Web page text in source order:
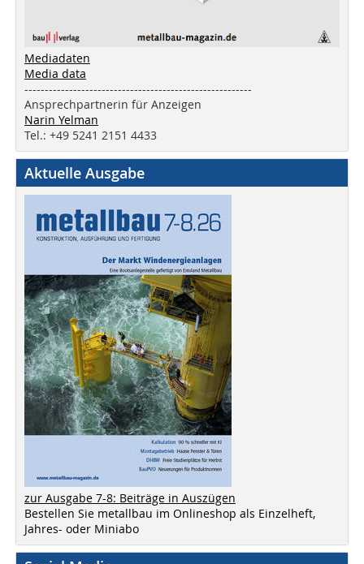
Mediadaten
Media data
--------------------------------------------------------
Ansprechpartnerin für Anzeigen
Narin Yelman
Tel.: +49 5241 2151 4433
Aktuelle Ausgabe
zur Ausgabe 7-8: Beiträge in Auszügen
Bestellen Sie metallbau im Onlineshop als Einzelheft,
Jahres- oder Miniabo